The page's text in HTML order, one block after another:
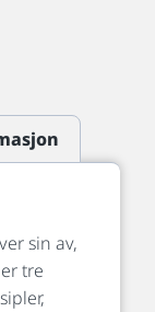
sin av,
tre